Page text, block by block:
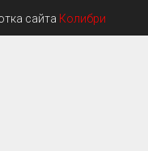
сайта Колибри